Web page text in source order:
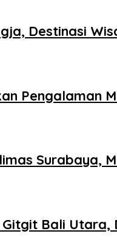
Destinasi
Pengalaman
Surabaya,
Bali